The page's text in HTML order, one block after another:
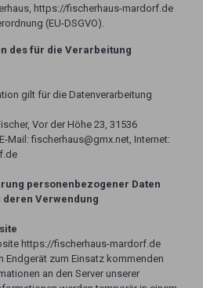
https://fischerhaus-mardorf.de
(EU-DSGVO).
des für die Verarbeitung
gilt für die Datenverarbeitung
Vor der Höhe 23, 31536
Mail: fischerhaus@gmx.net, Internet:
personenbezogener Daten
deren Verwendung
https://fischerhaus-mardorf.de
Endgerät zum Einsatz kommenden
an den Server unserer